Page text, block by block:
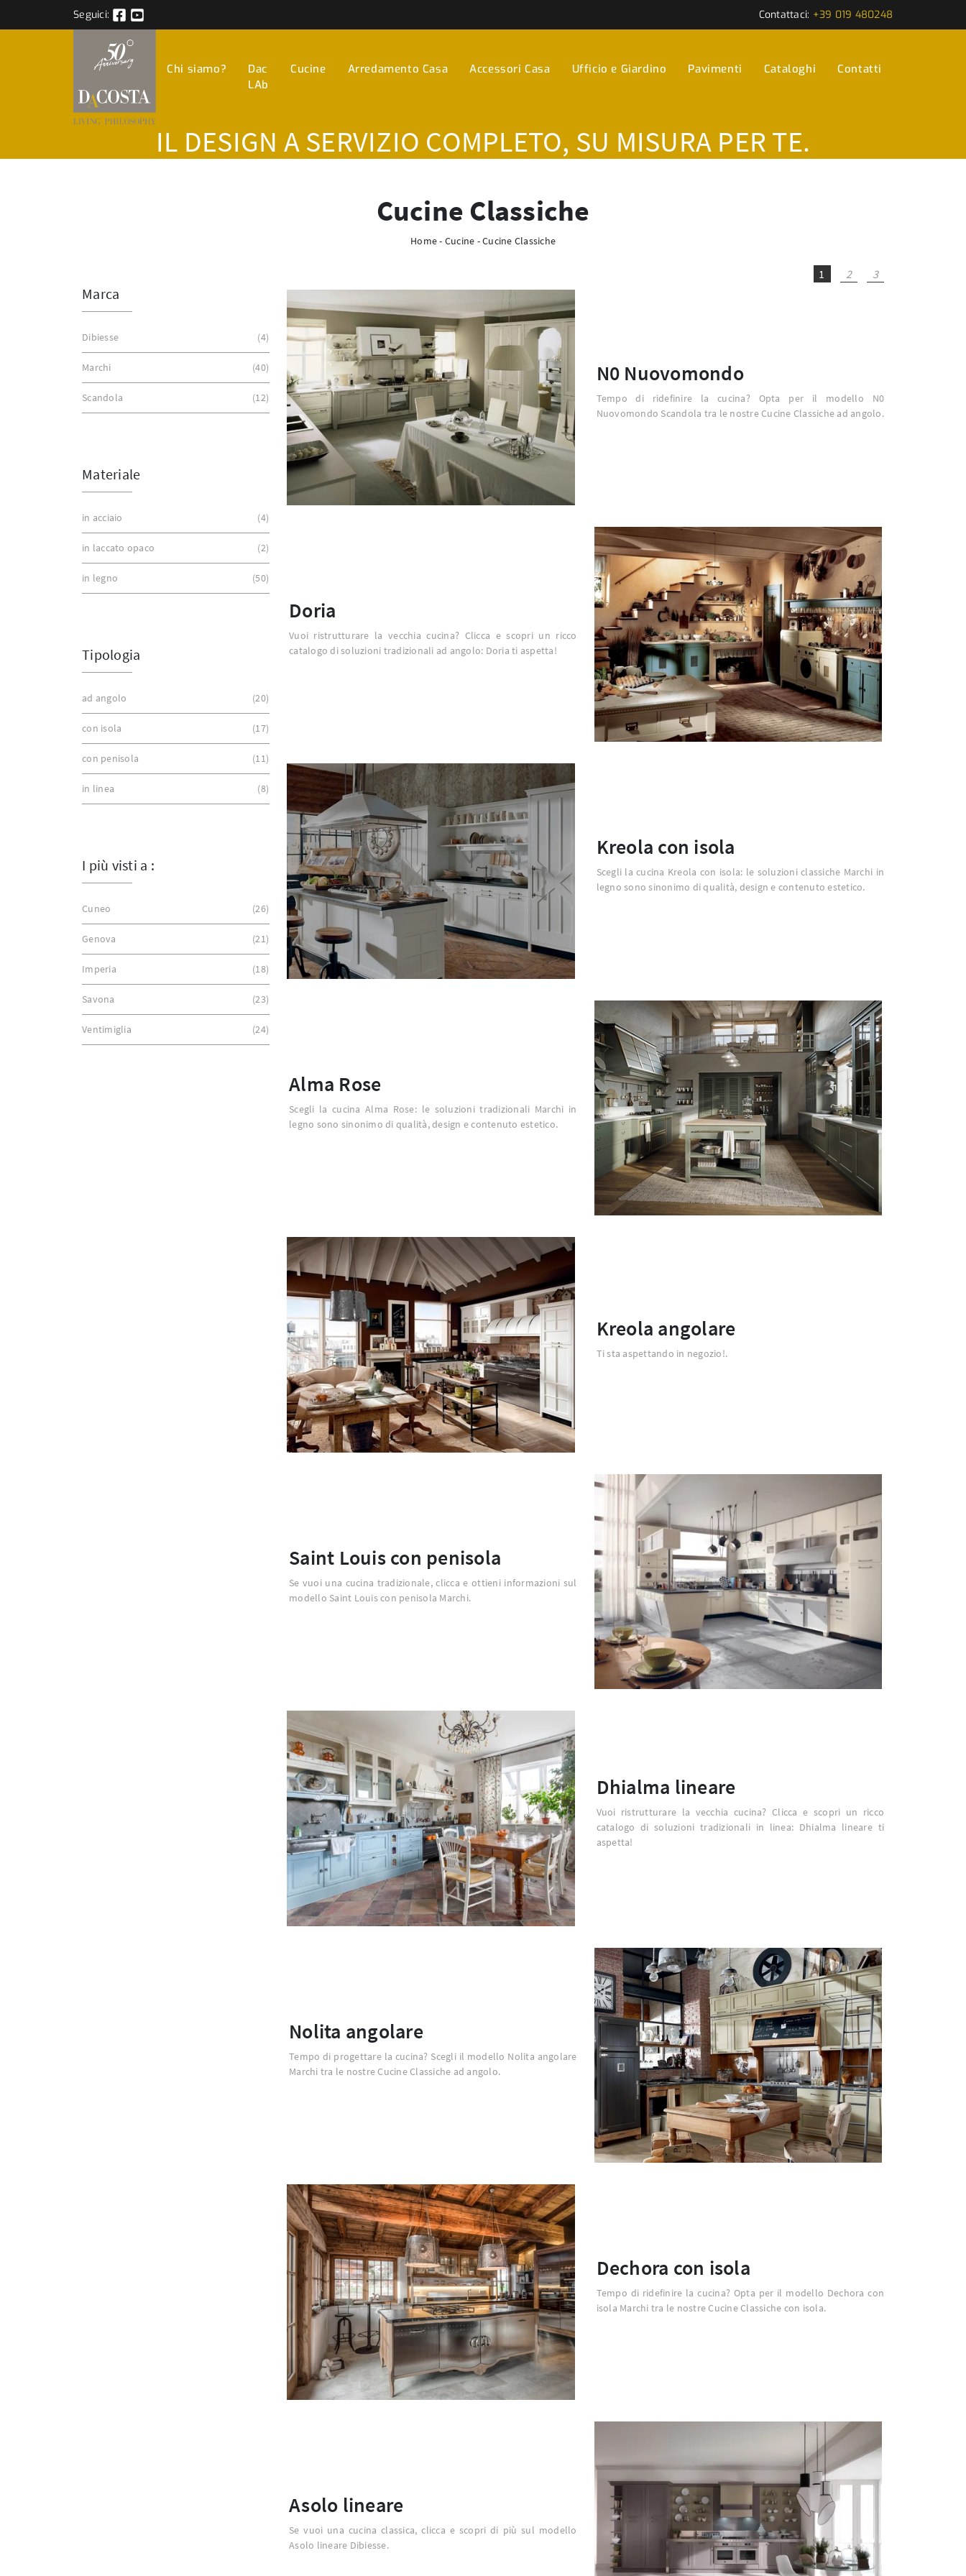
Seguici: Contattaci: +39 019 480248
Chi siamo?
Dac
LAb
Cucine Arredamento Casa Accessori Casa Ufficio e Giardino Pavimenti Cataloghi Contatti
IL DESIGN A SERVIZIO COMPLETO, SU MISURA PER TE.
Cucine Classiche
Home- Cucine -Cucine Classiche
1 2 3
N0 Nuovomondo
Tempo di ridefinire la cucina? Opta per il modello N0
Nuovomondo Scandola tra le nostre Cucine Classiche ad angolo.
Doria
Vuoi ristrutturare la vecchia cucina? Clicca e scopri un ricco
catalogo di soluzioni tradizionali ad angolo: Doria ti aspetta!
Kreola con isola
Scegli la cucina Kreola con isola: le soluzioni classiche Marchi in
legno sono sinonimo di qualità, design e contenuto estetico.
Alma Rose
Scegli la cucina Alma Rose: le soluzioni tradizionali Marchi in
legno sono sinonimo di qualità, design e contenuto estetico.
Kreola angolare
Ti sta aspettando in negozio!.
Saint Louis con penisola
Se vuoi una cucina tradizionale, clicca e ottieni informazioni sul
modello Saint Louis con penisola Marchi.
Dhialma lineare
Vuoi ristrutturare la vecchia cucina? Clicca e scopri un ricco
catalogo di soluzioni tradizionali in linea: Dhialma lineare ti
aspetta!
Nolita angolare
Tempo di progettare la cucina? Scegli il modello Nolita angolare
Marchi tra le nostre Cucine Classiche ad angolo.
Dechora con isola
Tempo di ridefinire la cucina? Opta per il modello Dechora con
isola Marchi tra le nostre Cucine Classiche con isola.
Asolo lineare
Se vuoi una cucina classica, clicca e scopri di più sul modello
Asolo lineare Dibiesse.
Marca
Dibiesse 4
Marchi 40
Scandola 12
Materiale
in acciaio 4
in laccato opaco 2
in legno 50
Tipologia
ad angolo 20
con isola 17
con penisola 11
in linea 8
I più visti a :
Cuneo 26
Genova 21
Imperia 18
Savona 23
Ventimiglia 24